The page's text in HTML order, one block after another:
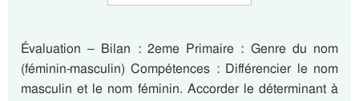
Évaluation – Bilan : 2eme Primaire : Genre du nom
(féminin-masculin) Compétences : Différencier le nom
masculin et le nom féminin. Accorder le déterminant à